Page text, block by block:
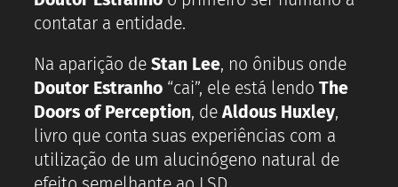
contatar a entidade.
Na aparição de Stan Lee, no ônibus onde
Doutor Estranho“cai”, ele está lendo The
Doors of Perception, de Aldous Huxley,
livro que conta suas experiências com a
utilização de um alucinógeno natural de